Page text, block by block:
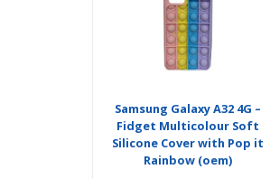
Samsung Galaxy A32 4G –
Fidget Multicolour Soft
Silicone Cover with Pop it
Rainbow (oem)